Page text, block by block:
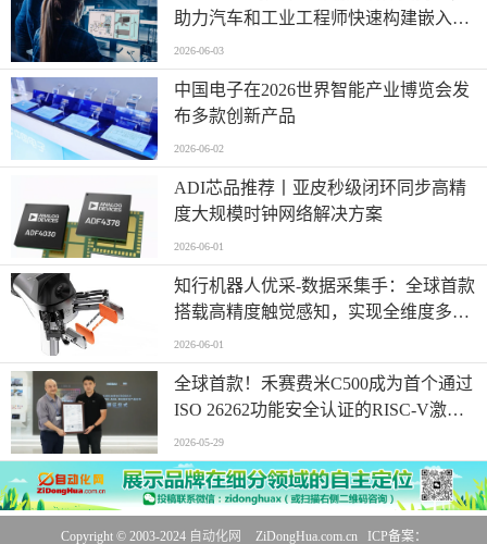
助力汽车和工业工程师快速构建嵌入式
系统原型
2026-06-03
中国电子在2026世界智能产业博览会发
布多款创新产品
2026-06-02
ADI芯品推荐丨亚皮秒级闭环同步高精
度大规模时钟网络解决方案
2026-06-01
知行机器人优采-数据采集手：全球首款
搭载高精度触觉感知，实现全维度多模
态同步采集
2026-06-01
全球首款！禾赛费米C500成为首个通过
ISO 26262功能安全认证的RISC-V激光
雷达主控芯片
2026-05-29
Copyright © 2003-2024 自动化网 ZiDongHua.com.cn ICP备案：